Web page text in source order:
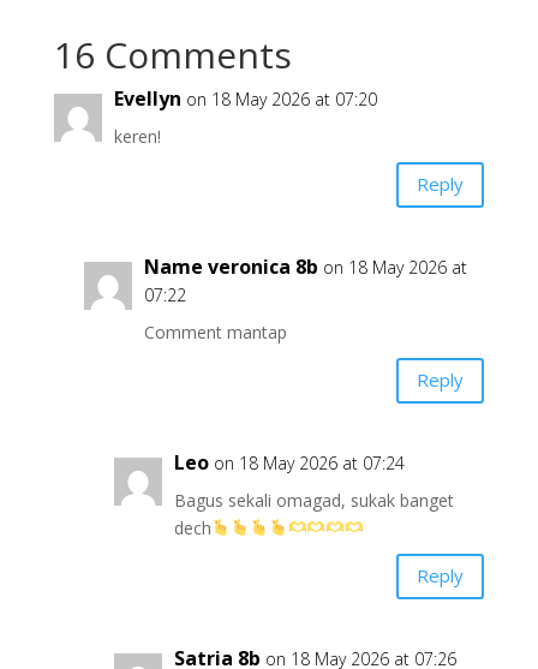
16 Comments
Evellyn on 18 May 2026 at 07:20
keren!
Reply
Name veronica 8b on 18 May 2026 at
07:22
Comment mantap
Reply
Leo on 18 May 2026 at 07:24
Bagus sekali omagad, sukak banget
dech
Reply
Satria 8b on 18 May 2026 at 07:26